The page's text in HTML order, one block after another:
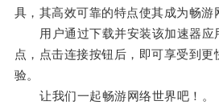
具，其高效可靠的特点使其成为畅游
用户通过下载并安装该加速器应
点，点击连接按钮后，即可享受到
验。
让我们一起畅游网络世界吧！。